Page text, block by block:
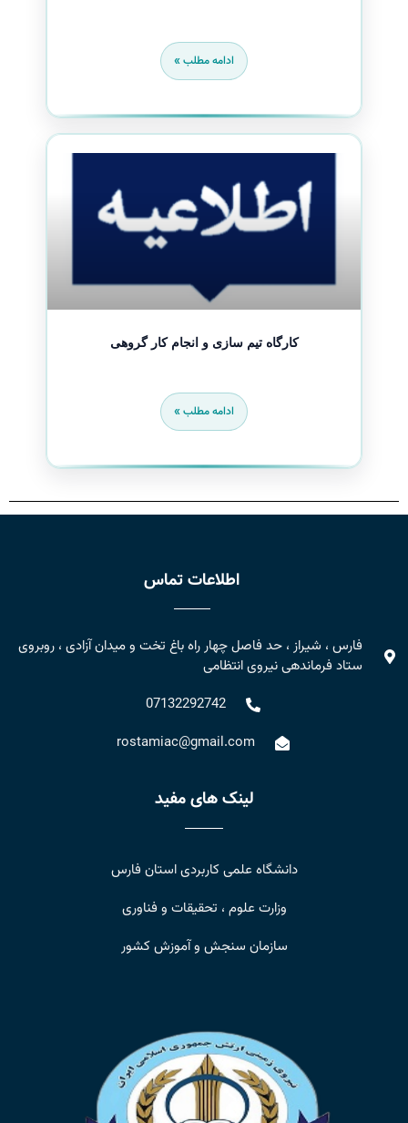
ادامه مطلب »
کارگاه تیم سازی و انجام کار گروهی
ادامه مطلب »
اطلاعات تماس
فارس ، شیراز ، حد فاصل چهار راه باغ تخت و میدان آزادی ، روبروی
ستاد فرماندهی نیروی انتظامی
07132292742
rostamiac@gmail.com
لینک های مفید
دانشگاه علمی کاربردی استان فارس
وزارت علوم ، تحقیقات و فناوری
سازمان سنجش و آموزش کشور